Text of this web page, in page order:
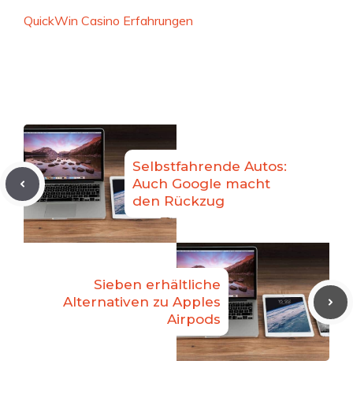
QuickWin Casino Erfahrungen
Selbstfahrende Autos:
Auch Google macht
den Rückzug
Sieben erhältliche
Alternativen zu Apples
Airpods